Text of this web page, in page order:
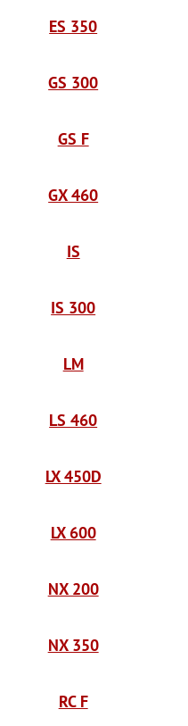
ES 350
GS 300
GS F
GX 460
IS
IS 300
LM
LS 460
LX 450D
LX 600
NX 200
NX 350
RC F